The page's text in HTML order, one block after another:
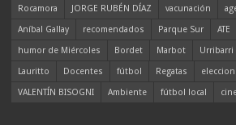
Rocamora
JORGE RUBÉN DÍAZ vacunación
Aníbal Gallay
recomendados Parque Sur ATE
humor de Miércoles
Bordet Marbot Urribarri
Lauritto
Docentes fútbol Regatas
VALENTÍN BISOGNI
Ambiente fútbol local